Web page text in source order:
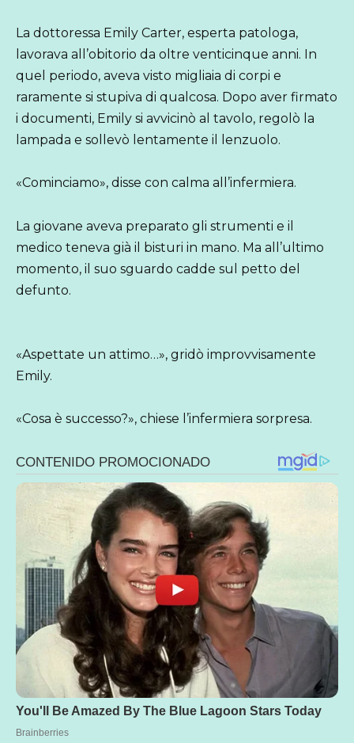
La dottoressa Emily Carter, esperta patologa,
lavorava all’obitorio da oltre venticinque anni. In
quel periodo, aveva visto migliaia di corpi e
raramente si stupiva di qualcosa. Dopo aver firmato
i documenti, Emily si avvicinò al tavolo, regolò la
lampada e sollevò lentamente il lenzuolo.
«Cominciamo», disse con calma all’infermiera.
La giovane aveva preparato gli strumenti e il
medico teneva già il bisturi in mano. Ma all’ultimo
momento, il suo sguardo cadde sul petto del
defunto.
«Aspettate un attimo…», gridò improvvisamente
Emily.
«Cosa è successo?», chiese l’infermiera sorpresa.